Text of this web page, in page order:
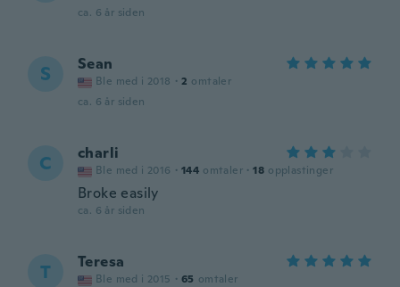
ca. 6 år siden
S Sean
Ble med i 2018 · 2 omtaler
ca. 6 år siden
C charli
Ble med i 2016 · 144 omtaler · 18 opplastinger
Broke easily
ca. 6 år siden
T Teresa
Ble med i 2015 · 65 omtaler